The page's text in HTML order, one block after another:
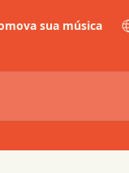
sua música